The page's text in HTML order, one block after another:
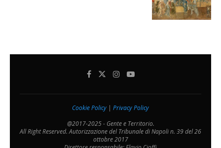
Cookie Policy | Privacy Policy
@2017-2025 - Gente e Territorio.
All Right Reserved. Autorizzazione del Tribunale di Napoli n. 39 del 26
ottobre 2017